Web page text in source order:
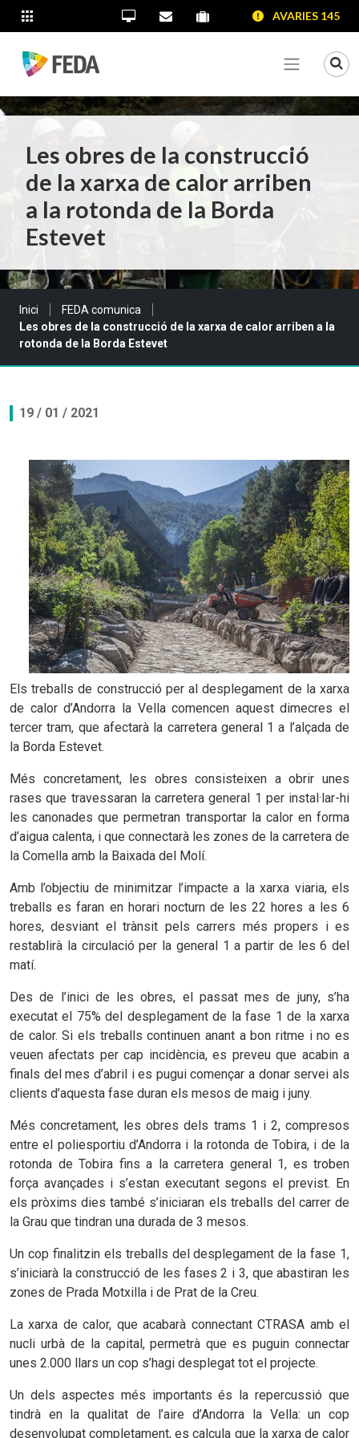
SALTAR AL CONTINGUT
SALTAR A LA NAVEGACIÓ
SALTAR A LA INFORMACIÓ DE CONTACTE
ALTRES LLOCS WEBOficina Virtual
Contacta'nsPortal proveïdors
Portal de transparència
AVARIES 145
Veure
Les obres de la construcció
de la xarxa de calor arriben
a la rotonda de la Borda
Estevet
Sou a:
Inici
FEDA comunica
Les obres de la construcció de la xarxa de calor arriben a la
rotonda de la Borda Estevet
19 / 01 / 2021
Els treballs de construcció per al desplegament de la xarxa
de calor d’Andorra la Vella comencen aquest dimecres el
tercer tram, que afectarà la carretera general 1 a l’alçada de
la Borda Estevet.
Més concretament, les obres consisteixen a obrir unes
rases que travessaran la carretera general 1 per instal·lar-hi
les canonades que permetran transportar la calor en forma
d’aigua calenta, i que connectarà les zones de la carretera de
la Comella amb la Baixada del Molí.
Amb l’objectiu de minimitzar l’impacte a la xarxa viaria, els
treballs es faran en horari nocturn de les 22 hores a les 6
hores, desviant el trànsit pels carrers més propers i es
restablirà la circulació per la general 1 a partir de les 6 del
matí.
Des de l’inici de les obres, el passat mes de juny, s’ha
executat el 75% del desplegament de la fase 1 de la xarxa
de calor. Si els treballs continuen anant a bon ritme i no es
veuen afectats per cap incidència, es preveu que acabin a
finals del mes d’abril i es pugui començar a donar servei als
clients d’aquesta fase duran els mesos de maig i juny.
Més concretament, les obres dels trams 1 i 2, compresos
entre el poliesportiu d’Andorra i la rotonda de Tobira, i de la
rotonda de Tobira fins a la carretera general 1, es troben
força avançades i s’estan executant segons el previst. En
els pròxims dies també s’iniciaran els treballs del carrer de
la Grau que tindran una durada de 3 mesos.
Un cop finalitzin els treballs del desplegament de la fase 1,
s’iniciarà la construcció de les fases 2 i 3, que abastiran les
zones de Prada Motxilla i de Prat de la Creu.
La xarxa de calor, que acabarà connectant CTRASA amb el
nucli urbà de la capital, permetrà que es puguin connectar
unes 2.000 llars un cop s’hagi desplegat tot el projecte.
Un dels aspectes més importants és la repercussió que
tindrà en la qualitat de l’aire d’Andorra la Vella: un cop
desenvolupat completament, es calcula que la xarxa de calor